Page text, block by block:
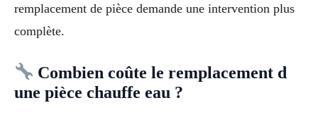
remplacement de pièce demande une intervention plus
complète.
Combien coûte le remplacement d
une pièce chauffe eau ?